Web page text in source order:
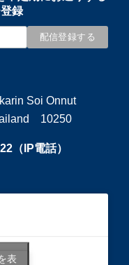
録
Soi Onnut
10250
（IP電話）
表